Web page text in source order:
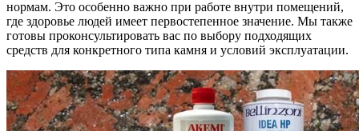
нормам. Это особенно важно при работе внутри помещений,
где здоровье людей имеет первостепенное значение. Мы также
готовы проконсультировать вас по выбору подходящих
средств для конкретного типа камня и условий эксплуатации.